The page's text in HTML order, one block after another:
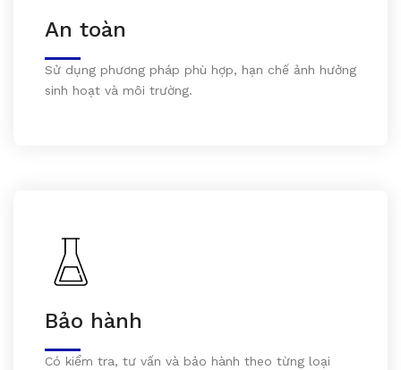
An toàn
Sử dụng phương pháp phù hợp, hạn chế ảnh hưởng
sinh hoạt và môi trường.
Bảo hành
Có kiểm tra, tư vấn và bảo hành theo từng loại